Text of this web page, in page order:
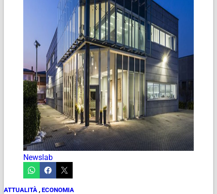
Newslab
ATTUALITÀ , ECONOMIA